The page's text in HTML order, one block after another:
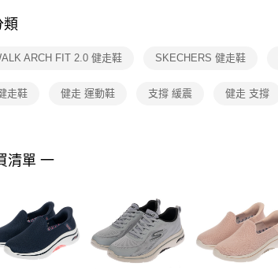
類
ARCH FIT 2.0 健走鞋 SKECHERS 健走鞋
走鞋 健走 運動鞋 支撐 緩震 健走 支撐
清單 一